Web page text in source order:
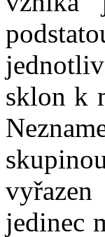
sklon k
jedinec